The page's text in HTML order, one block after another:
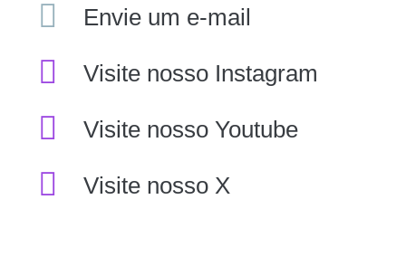
Envie um e-mail
Visite nosso Instagram
Visite nosso Youtube
Visite nosso X